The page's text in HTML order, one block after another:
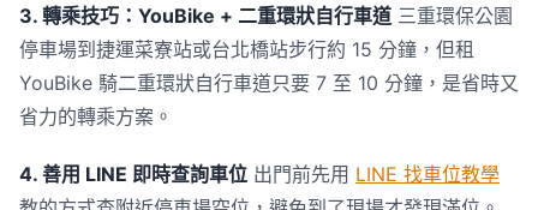
3. 轉乘技巧：YouBike + 二重環狀自行車道 三重環保公園
停車場到捷運菜寮站或台北橋站步行約 15 分鐘，但租
YouBike 騎二重環狀自行車道只要 7 至 10 分鐘，是省時又
省力的轉乘方案。
4. 善用 LINE 即時查詢車位 出門前先用 LINE 找車位教學